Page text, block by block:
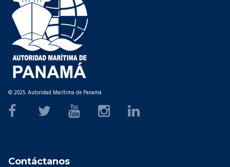
© 2025. Autoridad Marítima de Panamá
Contáctanos